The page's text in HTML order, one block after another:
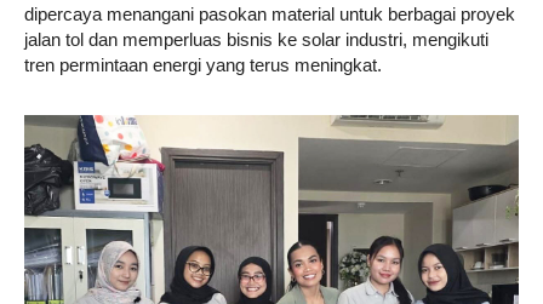
dipercaya menangani pasokan material untuk berbagai proyek
jalan tol dan memperluas bisnis ke solar industri, mengikuti
tren permintaan energi yang terus meningkat.